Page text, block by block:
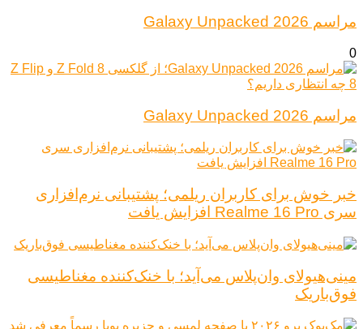
مراسم Galaxy Unpacked 2026
0
مراسم Galaxy Unpacked 2026
خبر خوش برای کاربران ریلمی؛ پشتیبانی نرم‌افزاری
سری Realme 16 Pro افزایش یافت
مینی‌هیولای وان‌پلاس می‌آید؛ با خنک‌کننده مغناطیسی
فوق‌باریک